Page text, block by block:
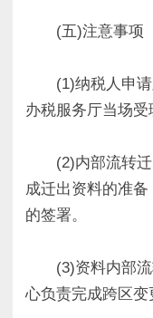
(五)注意事项
(1)纳税人申请
办税服务厅当场受
(2)内部流转迁
成迁出资料的准
的签署。
(3)资料内部流
心负责完成跨区变